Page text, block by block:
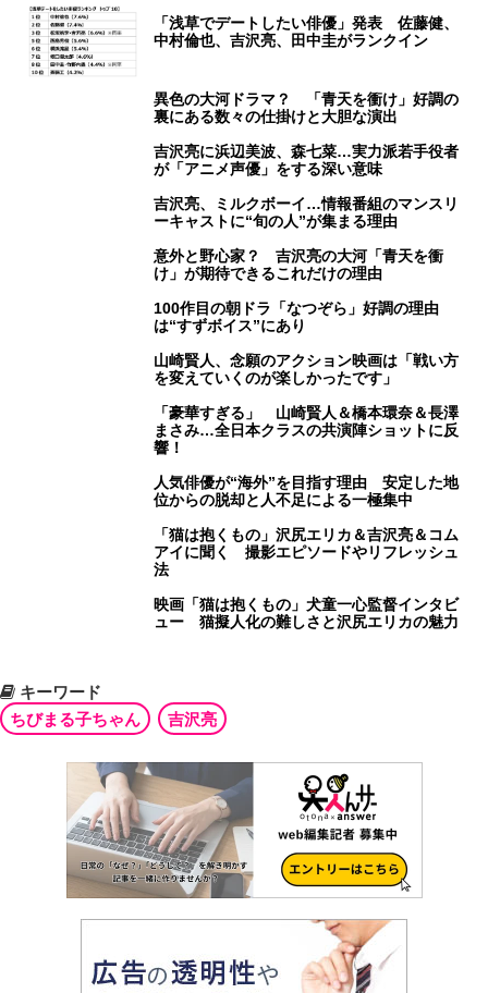
「浅草でデートしたい俳優」発表 佐藤健、
中村倫也、吉沢亮、田中圭がランクイン
異色の大河ドラマ？ 「青天を衝け」好調の
裏にある数々の仕掛けと大胆な演出
吉沢亮に浜辺美波、森七菜…実力派若手役者
が「アニメ声優」をする深い意味
吉沢亮、ミルクボーイ…情報番組のマンスリ
ーキャストに“旬の人”が集まる理由
意外と野心家？ 吉沢亮の大河「青天を衝
け」が期待できるこれだけの理由
100作目の朝ドラ「なつぞら」好調の理由
は“すずボイス”にあり
山崎賢人、念願のアクション映画は「戦い方
を変えていくのが楽しかったです」
「豪華すぎる」 山崎賢人＆橋本環奈＆長澤
まさみ…全日本クラスの共演陣ショットに反
響！
人気俳優が“海外”を目指す理由 安定した地
位からの脱却と人不足による一極集中
「猫は抱くもの」沢尻エリカ＆吉沢亮＆コム
アイに聞く 撮影エピソードやリフレッシュ
法
映画「猫は抱くもの」犬童一心監督インタビ
ュー 猫擬人化の難しさと沢尻エリカの魅力
キーワード
ちびまる子ちゃん
吉沢亮